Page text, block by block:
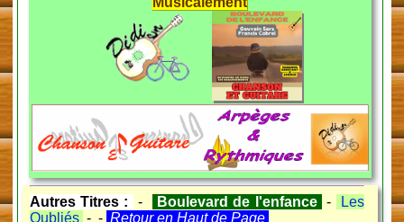
Autres Titres : - Boulevard de l'enfance -
Les
Oubliés - - Retour en Haut de Page